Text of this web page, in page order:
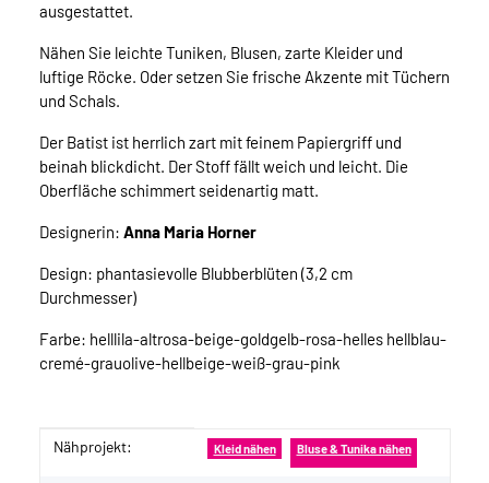
ausgestattet.
Nähen Sie leichte Tuniken, Blusen, zarte Kleider und
luftige Röcke. Oder setzen Sie frische Akzente mit Tüchern
und Schals.
Der Batist ist herrlich zart mit feinem Papiergriff und
beinah blickdicht. Der Stoff fällt weich und leicht. Die
Oberfläche schimmert seidenartig matt.
Designerin: Anna Maria Horner
Design: phantasievolle Blubberblüten (3,2 cm
Durchmesser)
Farbe: helllila-altrosa-beige-goldgelb-rosa-helles hellblau-
cremé-grauolive-hellbeige-weiß-grau-pink
Produkteigenschaft
Wert
Nähprojekt: Kleid nähen Bluse & Tunika nähen